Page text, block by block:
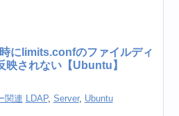
にlimits.confのファイルディ
映されない【Ubuntu】
関連 LDAP, Server, Ubuntu